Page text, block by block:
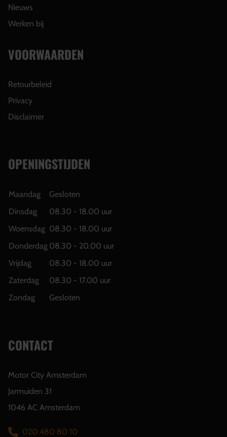
Nieuws
Werken bij
VOORWAARDEN
Retourbeleid
Privacy
Disclaimer
OPENINGSTIJDEN
Maandag
Gesloten
Dinsdag
08.30 - 18.00 uur
Woensdag 08.30 - 18.00 uur
Donderdag 08.30 - 20.00 uur
Vrijdag
08.30 - 18.00 uur
Zaterdag
08.30 - 17.00 uur
Zondag
Gesloten
CONTACT
Motor City Amsterdam
Jarmuiden 31
1046 AC Amsterdam
020 480 80 10